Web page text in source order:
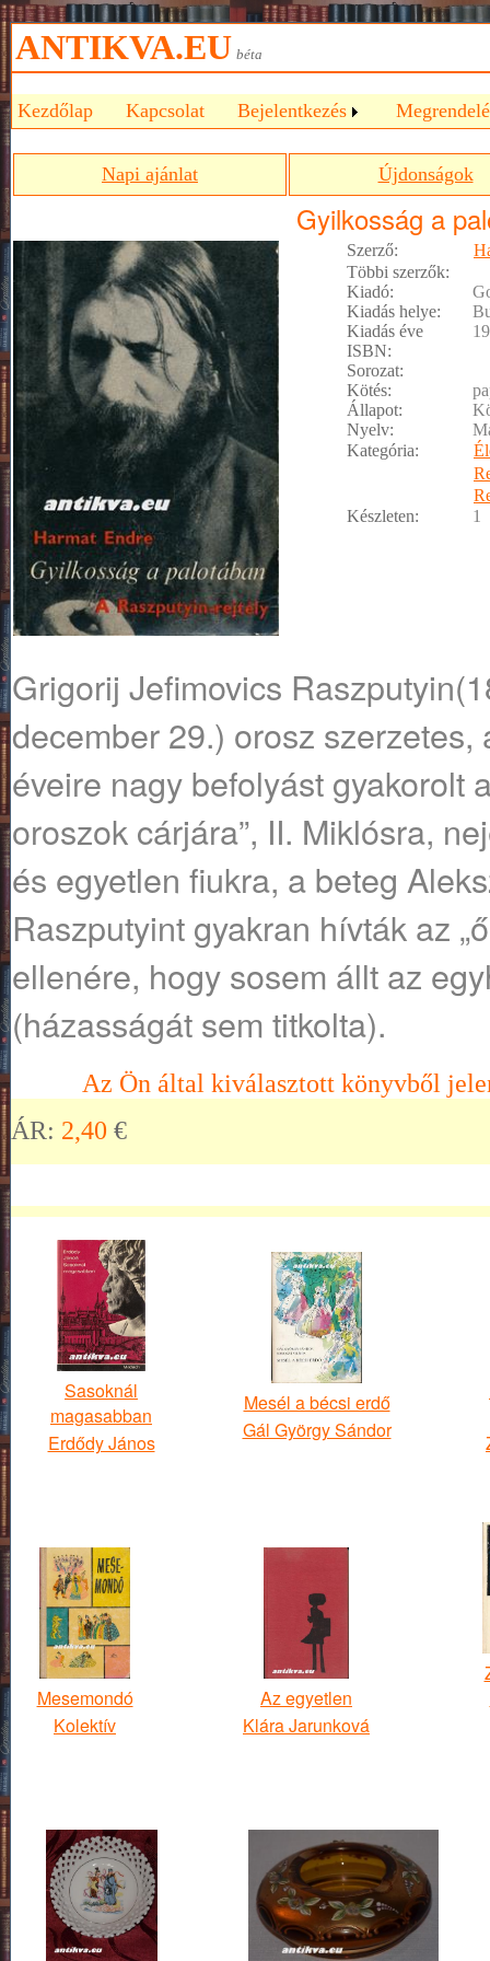
ANTIKVA.EU béta
Kezdőlap Kapcsolat Bejelentkezés
Napi ajánlat Újdonságok
Gyilkosság a
Szerző:
Többi szerzők:
Kiadó:
Kiadás helye:
Kiadás éve
ISBN:
Sorozat:
Kötés:
Állapot:
Nyelv:
Kategória:
Készleten:
1
Grigorij Jefimovics
december 29.) orosz
éveire nagy befolyást gyakorolt
oroszok cárjára”, II. Miklósra,
és egyetlen fiukra, a beteg
Raszputyint gyakran hívták az
ellenére, hogy sosem állt az
(házasságát sem titkolta).
Az Ön által kiválasztott könyvből
ÁR: 2,40 €
Sasoknál
magasabban
Erdődy János
Mesél a bécsi erdő
Gál György Sándor
Mesemondó
Kolektív
Az egyetlen
Klára Jarunková